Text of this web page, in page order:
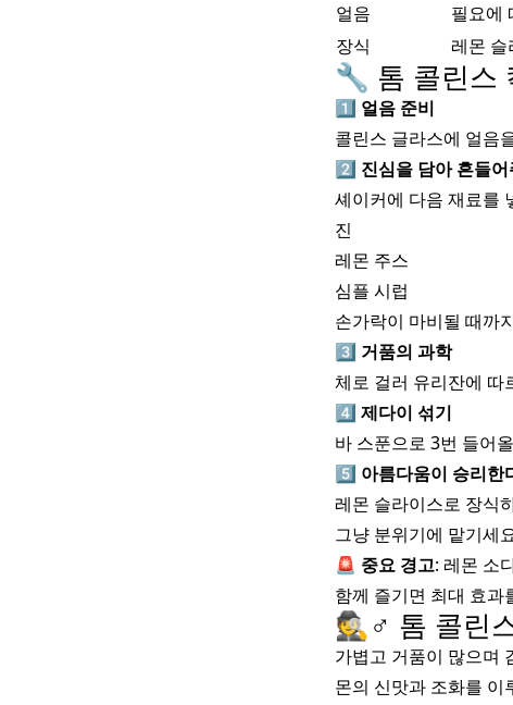
얼음
필요에
장식
레몬 슬
🔧 톰 콜린스
1️⃣ 얼음 준비
콜린스 글라스에 얼음
2️⃣ 진심을 담아 흔들
셰이커에 다음 재료를
진
레몬 주스
심플 시럽
손가락이 마비될 때까
3️⃣ 거품의 과학
체로 걸러 유리잔에 따
4️⃣ 제다이 섞기
바 스푼으로 3번 들어
5️⃣ 아름다움이 승리한
레몬 슬라이스로 장식
그냥 분위기에 맡기세
🚨 중요 경고: 레몬 소
함께 즐기면 최대 효과
🕵️♂ 톰 콜린
가볍고 거품이 많으며
몬의 신맛과 조화를 이